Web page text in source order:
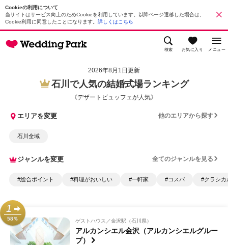
Cookieの利用について
当サイトはサービス向上のためCookieを利用しています。以降ページ遷移した場合は、
Cookie利用に同意したことになります。 詳しくはこちら
検索 お気に入り メニュー
2026年8月1日更新
石川で人気の結婚式場ランキング
《デザートビュッフェが人気》
エリアを変更 他のエリアから探す
石川全域
ジャンルを変更 全てのジャンルを見る
#総合ポイント #料理がおいしい #一軒家 #コスパ #クラシカ
1
58％ ゲストハウス 金沢駅（石川県）
アルカンシエル金沢（アルカンシエルグルー
プ）